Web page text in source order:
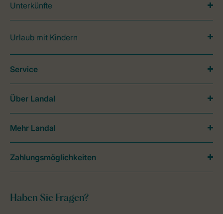
Unterkünfte
Urlaub mit Kindern
Haben Sie Fragen?
Service
Über Landal
Mehr Landal
Zahlungsmöglichkeiten